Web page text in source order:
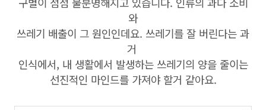
와
쓰레기 배출이 그 원인인데요. 쓰레기를 잘 버린다는 과
거
인식에서, 내 생활에서 발생하는 쓰레기의 양을 줄이는
선진적인 마인드를 가져야 할거 같아요.